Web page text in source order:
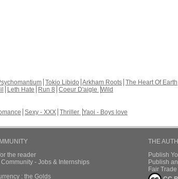
Tokio Libido Arkham Roots The Heart Of Earth
Leth Hate Run 8 Coeur D'aigle Wild
Sexy - XXX Thriller Yaoi - Boys love
the reader
Community - Jobs & Internships
: the Golds
THE
Publish
Publish
Fair